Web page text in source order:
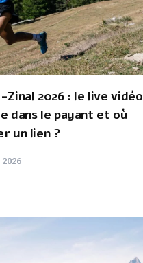
2026 : le live vidéo
dans le payant et où
un lien ?
2026